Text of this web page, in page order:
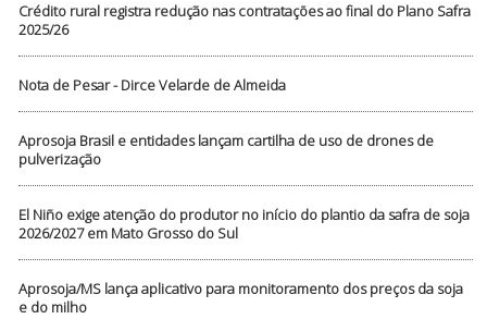
Crédito rural registra redução nas contratações ao final do Plano Safra
2025/26
Nota de Pesar - Dirce Velarde de Almeida
Aprosoja Brasil e entidades lançam cartilha de uso de drones de
pulverização
El Niño exige atenção do produtor no início do plantio da safra de soja
2026/2027 em Mato Grosso do Sul
Aprosoja/MS lança aplicativo para monitoramento dos preços da soja
e do milho